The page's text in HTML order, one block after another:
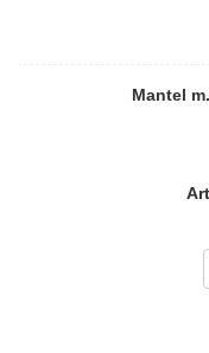
Mantel